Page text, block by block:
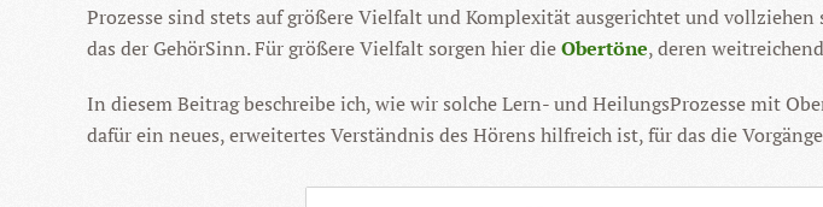
Prozesse sind stets auf größere Vielfalt und Komplexität ausgerichtet und
das der GehörSinn. Für größere Vielfalt sorgen hier dieObertöne, deren
In diesem Beitrag beschreibe ich, wie wir solche Lern- und HeilungsProzesse mit
dafür ein neues, erweitertes Verständnis des Hörens hilfreich ist, für das die